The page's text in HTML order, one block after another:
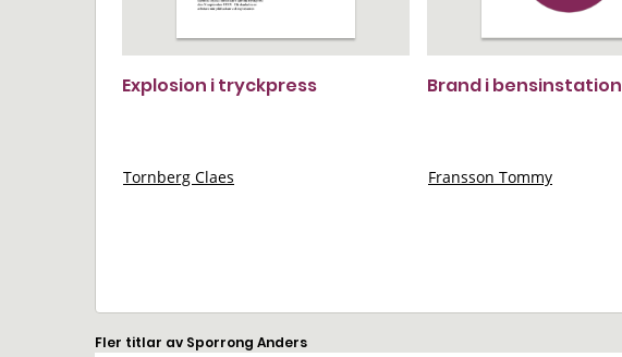
Explosion i tryckpress
Tornberg Claes
Brand i bensinstation
Fransson Tommy
Fler titlar av Sporrong Anders